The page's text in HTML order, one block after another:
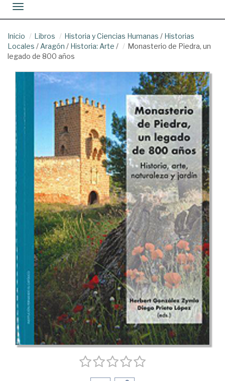
Toggle navigation
Inicio Libros Historia y Ciencias Humanas / Historias
Locales / Aragón / Historia: Arte /
Monasterio de Piedra, un
legado de 800 años